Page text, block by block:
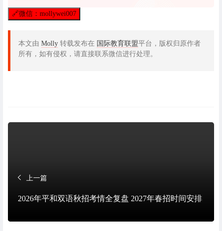
🔗微信：mollywei007
本文由 Molly 转载发布在 国际教育联盟平台，版权归原作者
所有，如有侵权，请直接联系微信进行处理。
上一篇
2026年平和双语秋招考情全复盘 2027年春招时间安排